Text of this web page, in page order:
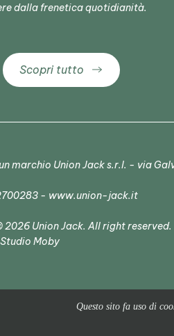
dalla frenetica quotidianità.
Scopri tutto
marchio Union Jack s.r.l. - via
- www.union-jack.it
Union Jack. All right reserved.
Studio Moby
Questo sito fa uso di